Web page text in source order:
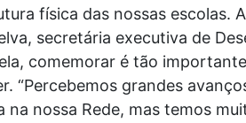
física das nossas escolas.
secretária executiva de
comemorar é tão
“Percebemos grandes
na nossa Rede, mas temos